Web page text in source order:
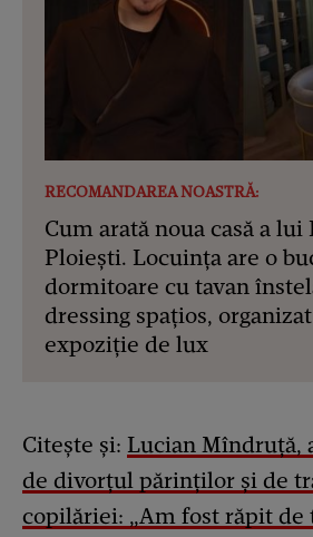
RECOMANDAREA NOASTRĂ:
Cum arată noua casă a lui
Ploiești. Locuința are o
dormitoare cu tavan
dressing spațios,
expoziție de lux
Citește și: Lucian Mîndruță,
de divorțul părinților și de
copilăriei: „Am fost răpit de